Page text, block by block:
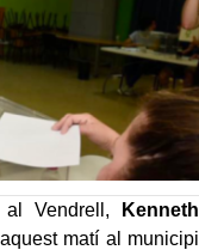
Vendrell,
Kenneth
matí al municipi